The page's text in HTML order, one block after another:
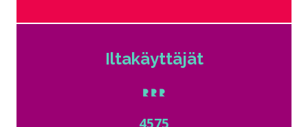
Iltakäyttäjät
4575